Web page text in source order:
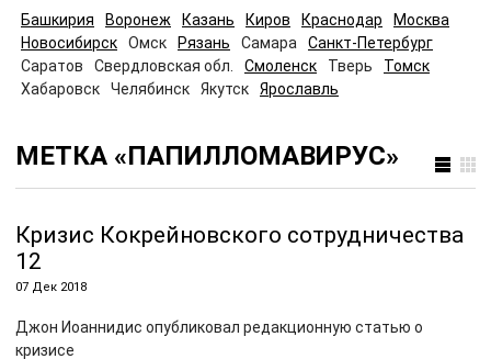
Башкирия Воронеж Казань Киров Краснодар
Москва
Новосибирск
Омск Рязань Самара
Санкт-Петербург
Саратов
Свердловская обл. Смоленск Тверь
Томск
Хабаровск
Челябинск Якутск Ярославль
МЕТКА «ПАПИЛЛОМАВИРУС»
Кризис Кокрейновского сотрудничества
12
07 Дек 2018
Джон Иоаннидис опубликовал редакционную статью о
кризисе